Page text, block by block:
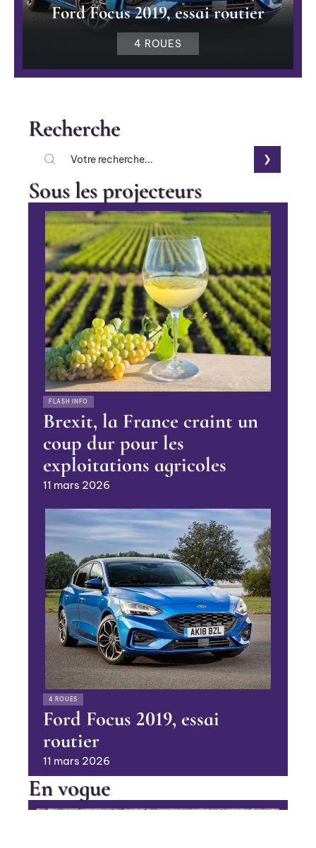
Ford Focus 2019, essai routier
4 ROUES
Recherche
Sous les projecteurs
FLASH INFO
Brexit, la France craint un
coup dur pour les
exploitations agricoles
11 mars 2026
4 ROUES
Ford Focus 2019, essai
routier
11 mars 2026
En vogue